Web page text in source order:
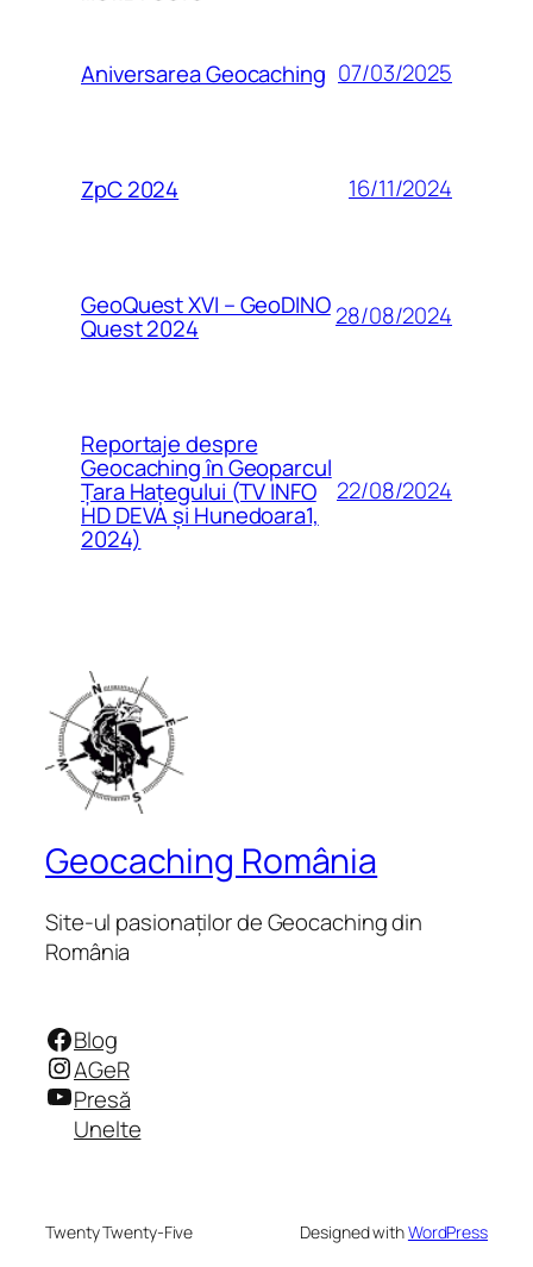
Aniversarea Geocaching 07/03/2025
ZpC 2024 16/11/2024
GeoQuest XVI – GeoDINO
Quest 2024 28/08/2024
Reportaje despre
Geocaching în Geoparcul
Țara Hațegului (TV INFO
HD DEVA și Hunedoara1,
2024)
22/08/2024
Geocaching România
Site-ul pasionaților de Geocaching din
România
Facebook
Instagram
YouTube
Blog
AGeR
Presă
Unelte
Twenty Twenty-Five Designed withWordPress